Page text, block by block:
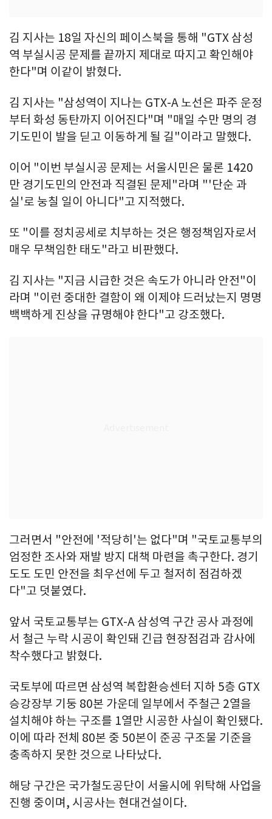
김 지사는 18일 자신의 페이스북을 통해 "GTX 삼성
역 부실시공 문제를 끝까지 제대로 따지고 확인해야
한다"며 이같이 밝혔다.
김 지사는 "삼성역이 지나는 GTX-A 노선은 파주 운정
부터 화성 동탄까지 이어진다"며 "매일 수만 명의 경
기도민이 발을 딛고 이동하게 될 길"이라고 말했다.
이어 "이번 부실시공 문제는 서울시민은 물론 1420
만 경기도민의 안전과 직결된 문제"라며 "'단순 과
실'로 눙칠 일이 아니다"고 지적했다.
또 "이를 정치공세로 치부하는 것은 행정책임자로서
매우 무책임한 태도"라고 비판했다.
김 지사는 "지금 시급한 것은 속도가 아니라 안전"이
라며 "이런 중대한 결함이 왜 이제야 드러났는지 명명
백백하게 진상을 규명해야 한다"고 강조했다.
그러면서 "안전에 '적당히'는 없다"며 "국토교통부의
엄정한 조사와 재발 방지 대책 마련을 촉구한다. 경기
도도 도민 안전을 최우선에 두고 철저히 점검하겠
다"고 덧붙였다.
앞서 국토교통부는 GTX-A 삼성역 구간 공사 과정에
서 철근 누락 시공이 확인돼 긴급 현장점검과 감사에
착수했다고 밝혔다.
국토부에 따르면 삼성역 복합환승센터 지하 5층 GTX
승강장부 기둥 80본 가운데 일부에서 주철근 2열을
설치해야 하는 구조를 1열만 시공한 사실이 확인됐다.
이에 따라 전체 80본 중 50본이 준공 구조물 기준을
충족하지 못한 것으로 나타났다.
해당 구간은 국가철도공단이 서울시에 위탁해 사업을
진행 중이며, 시공사는 현대건설이다.